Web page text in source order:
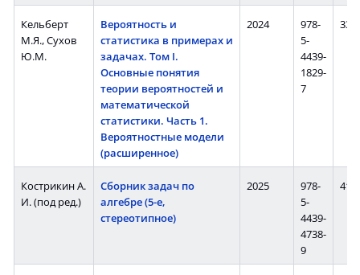
Кельберт
М.Я., Сухов
Ю.М.
Вероятность и
статистика в примерах и
задачах. Том I.
Основные понятия
теории вероятностей и
математической
статистики. Часть 1.
Вероятностные модели
(расширенное)
2024
978-
5-
4439-
1829-
7
336
Кострикин А.
И. (под ред.)
Сборник задач по
алгебре (5-е,
стереотипное)
2025
978-
5-
4439-
4738-
9
416